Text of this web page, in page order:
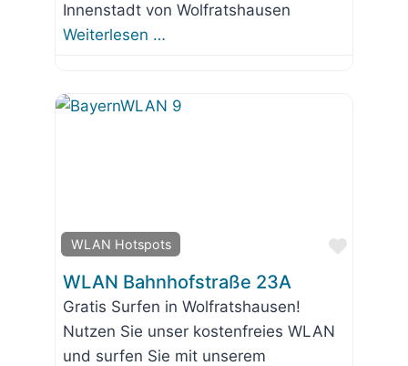
Innenstadt von Wolfratshausen
Weiterlesen …
WLAN Hotspots
Favorit
WLAN Bahnhofstraße 23A
Gratis Surfen in Wolfratshausen!
Nutzen Sie unser kostenfreies WLAN
und surfen Sie mit unserem